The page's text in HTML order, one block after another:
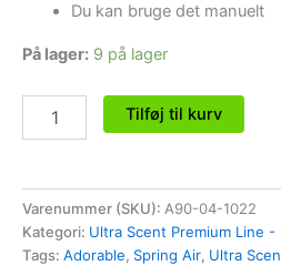
Du kan bruge det manuelt
På lager: 9 på lager
Tilføj til kurv
Varenummer (SKU): A90-04-1022
Kategori: Ultra Scent Premium Line
Tags: Adorable, Spring Air, Ultra